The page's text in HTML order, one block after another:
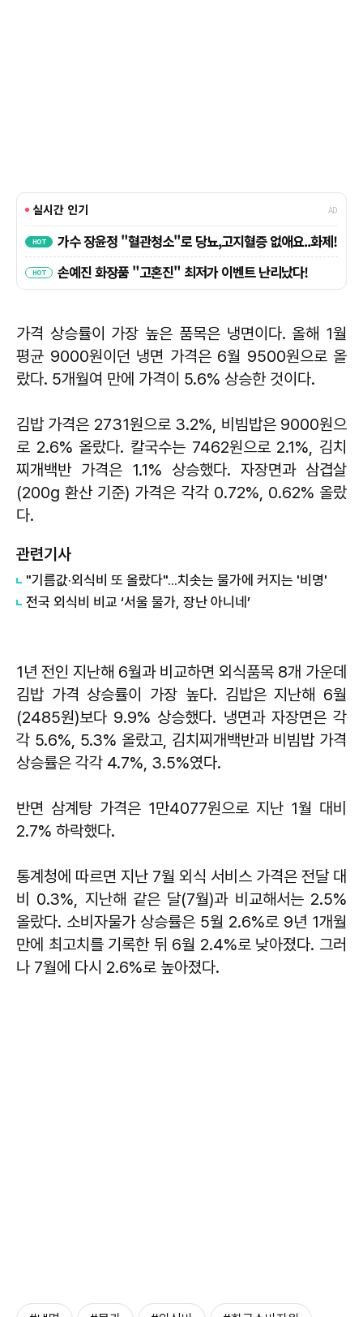
가격 상승률이 가장 높은 품목은 냉면이다. 올해 1월
평균 9000원이던 냉면 가격은 6월 9500원으로 올
랐다. 5개월여 만에 가격이 5.6% 상승한 것이다.
김밥 가격은 2731원으로 3.2%, 비빔밥은 9000원으
로 2.6% 올랐다. 칼국수는 7462원으로 2.1%, 김치
찌개백반 가격은 1.1% 상승했다. 자장면과 삼겹살
(200g 환산 기준) 가격은 각각 0.72%, 0.62% 올랐
다.
관련기사
"기름값·외식비 또 올랐다"...치솟는 물가에 커지는 '비명'
전국 외식비 비교 ‘서울 물가, 장난 아니네’
1년 전인 지난해 6월과 비교하면 외식품목 8개 가운데
김밥 가격 상승률이 가장 높다. 김밥은 지난해 6월
(2485원)보다 9.9% 상승했다. 냉면과 자장면은 각
각 5.6%, 5.3% 올랐고, 김치찌개백반과 비빔밥 가격
상승률은 각각 4.7%, 3.5%였다.
반면 삼계탕 가격은 1만4077원으로 지난 1월 대비
2.7% 하락했다.
통계청에 따르면 지난 7월 외식 서비스 가격은 전달 대
비 0.3%, 지난해 같은 달(7월)과 비교해서는 2.5%
올랐다. 소비자물가 상승률은 5월 2.6%로 9년 1개월
만에 최고치를 기록한 뒤 6월 2.4%로 낮아졌다. 그러
나 7월에 다시 2.6%로 높아졌다.